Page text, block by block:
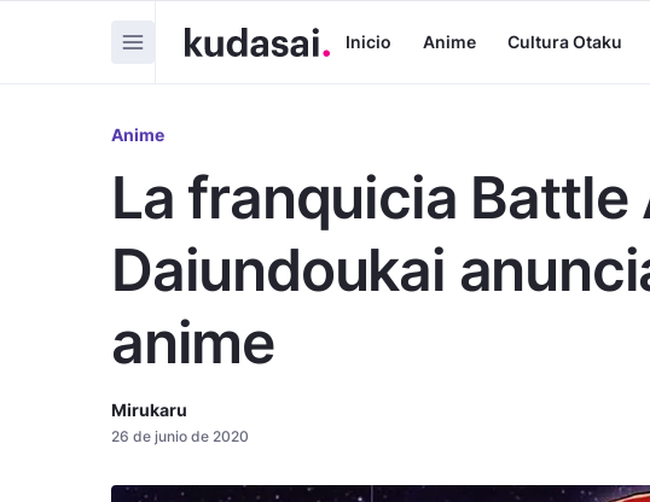
Inicio Anime Cultura Otaku
Anime
La franquicia Battle
Daiundoukai
anime
Mirukaru
26 de junio de 2020